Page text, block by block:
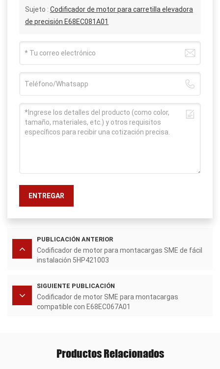
Sujeto : Codificador de motor para carretilla elevadora
de precisión E68EC081A01
ENTREGAR
PUBLICACIÓN ANTERIOR
Codificador de motor para montacargas SME de fácil
instalación 5HP421003
SIGUIENTE PUBLICACIÓN
Codificador de motor SME para montacargas
compatible con E68EC067A01
Productos Relacionados